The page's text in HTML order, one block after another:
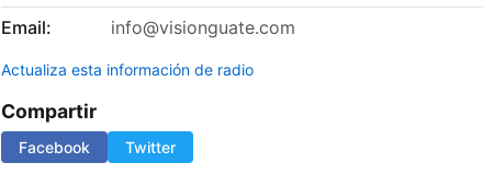
Email:
info@visionguate.com
Actualiza esta información de radio
Compartir
Facebook Twitter